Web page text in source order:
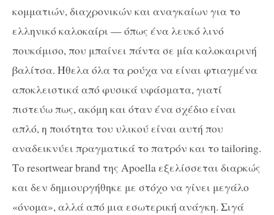
κομματιών, διαχρονικών και αναγκαίων για το
ελληνικό καλοκαίρι — όπως ένα λευκό λινό
πουκάμισο, που μπαίνει πάντα σε μία καλοκαιρινή
βαλίτσα. Ήθελα όλα τα ρούχα να είναι φτιαγμένα
αποκλειστικά από φυσικά υφάσματα, γιατί
πιστεύω πως, ακόμη και όταν ένα σχέδιο είναι
απλό, η ποιότητα του υλικού είναι αυτή που
αναδεικνύει πραγματικά το πατρόν και το tailoring.
Το resortwear brand της Apoella εξελίσσεται διαρκώς
και δεν δημιουργήθηκε με στόχο να γίνει μεγάλο
«όνομα», αλλά από μια εσωτερική ανάγκη. Σιγά